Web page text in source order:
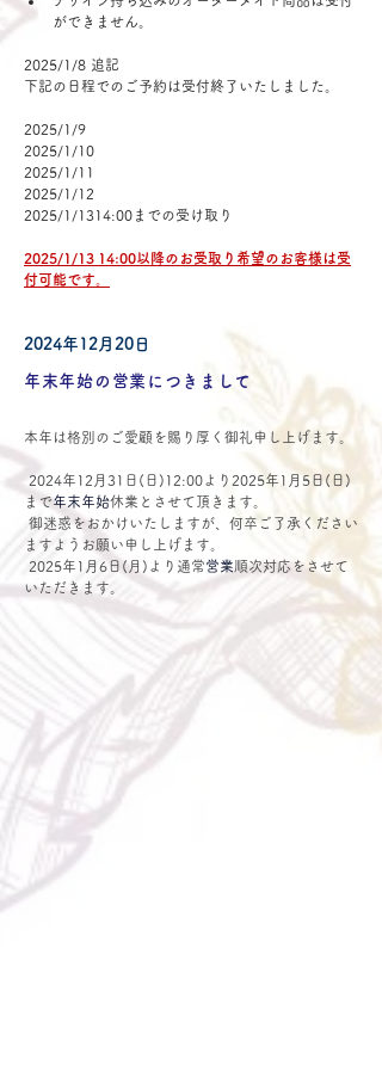
ができません。
2025/1/8 追記
下記の日程でのご予約は受付終了いたしました。
2025/1/9
2025/1/10
2025/1/11
2025/1/12
2025/1/1314:00までの受け取り
2025/1/13 14:00以降のお受取り希望のお客様は受
付可能です。
2024年12月20日
年末年始の営業につきまして
本年は格別のご愛顧を賜り厚く御礼申し上げます。
2024年12月31日(日)12:00より2025年1月5日(日)
まで年末年始休業とさせて頂きます。
ますようお願い申し上げます。
2025年1月6日(月)より通常営業順次対応をさせて
いただきます。